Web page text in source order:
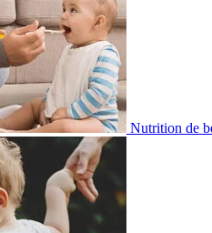
Nutrition de